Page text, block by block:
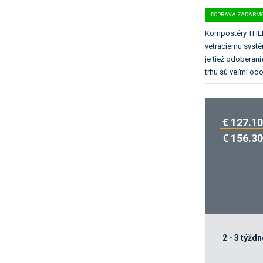
DOPRAVA
Kompostéry
vetraciemu
je tiež
trhu sú veľmi
€ 127.10
€ 156.30
2 - 3